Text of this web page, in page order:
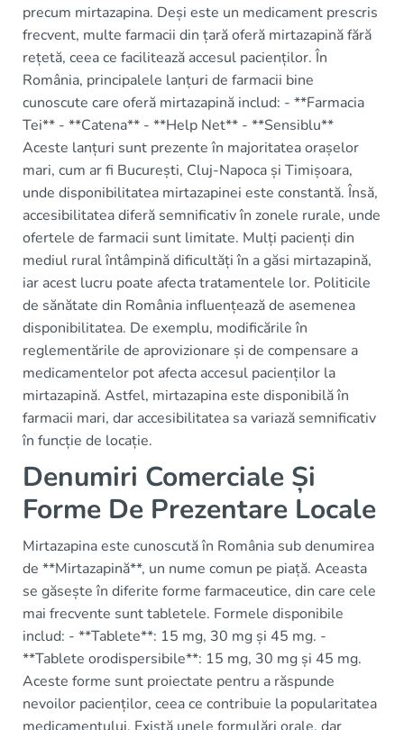
precum mirtazapina. Deși este un medicament prescris
frecvent, multe farmacii din țară oferă mirtazapină fără
rețetă, ceea ce facilitează accesul pacienților. În
România, principalele lanțuri de farmacii bine
cunoscute care oferă mirtazapină includ: - **Farmacia
Tei** - **Catena** - **Help Net** - **Sensiblu**
Aceste lanțuri sunt prezente în majoritatea orașelor
mari, cum ar fi București, Cluj-Napoca și Timișoara,
unde disponibilitatea mirtazapinei este constantă. Însă,
accesibilitatea diferă semnificativ în zonele rurale, unde
ofertele de farmacii sunt limitate. Mulți pacienți din
mediul rural întâmpină dificultăți în a găsi mirtazapină,
iar acest lucru poate afecta tratamentele lor. Politicile
de sănătate din România influențează de asemenea
disponibilitatea. De exemplu, modificările în
reglementările de aprovizionare și de compensare a
medicamentelor pot afecta accesul pacienților la
mirtazapină. Astfel, mirtazapina este disponibilă în
farmacii mari, dar accesibilitatea sa variază semnificativ
în funcție de locație.
Denumiri Comerciale Și
Forme De Prezentare Locale
Mirtazapina este cunoscută în România sub denumirea
de **Mirtazapină**, un nume comun pe piață. Aceasta
se găsește în diferite forme farmaceutice, din care cele
mai frecvente sunt tabletele. Formele disponibile
includ: - **Tablete**: 15 mg, 30 mg și 45 mg. -
**Tablete orodispersibile**: 15 mg, 30 mg și 45 mg.
Aceste forme sunt proiectate pentru a răspunde
nevoilor pacienților, ceea ce contribuie la popularitatea